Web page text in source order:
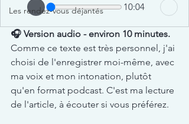
Les rendez-vous déjantés
10:04
🎧 Version audio - environ 10 minutes.
Comme ce texte est très personnel, j'ai
choisi de l'enregistrer moi-même, avec
ma voix et mon intonation, plutôt
qu'en format podcast. C'est ma lecture
de l'article, à écouter si vous préférez.